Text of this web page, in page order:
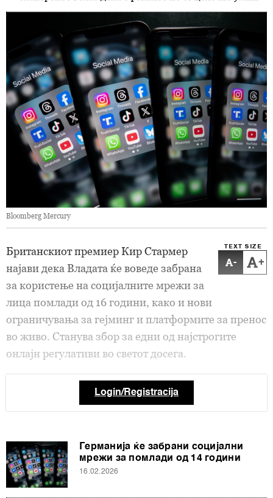
Bloomberg Mercury
TEXT SIZE
- +
Британскиот премиер Кир Стармер
најави дека Владата ќе воведе забрана
за користење на социјалните мрежи за
лица помлади од 16 години, како и нови
ограничувања за гејминг и платформите за пренос
во живо. Станува збор за едни од најстрогите
онлајн регулативи во светот досега.
Login/Registracija
Германија ќе забрани социјални
мрежи за помлади од 14 години
16.02.2026